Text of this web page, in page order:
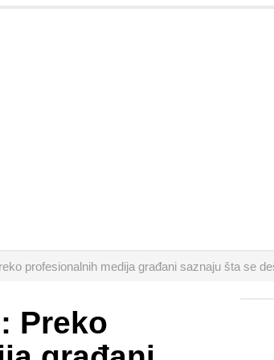
profesionalnih medija građani saznaju šta se
Preko